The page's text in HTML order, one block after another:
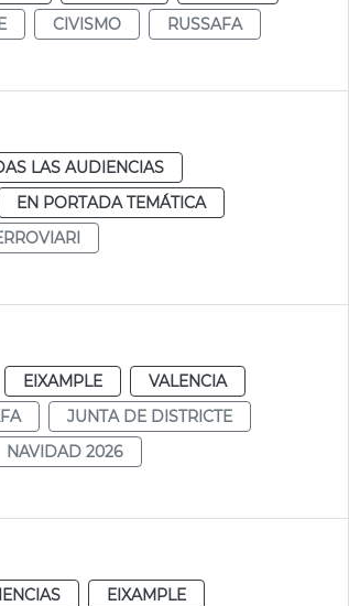
CIVISMO
RUSSAFA
LAS AUDIENCIAS
EN PORTADA TEMÁTICA
EIXAMPLE
VALENCIA
JUNTA DE DISTRICTE
NAVIDAD 2026
EIXAMPLE